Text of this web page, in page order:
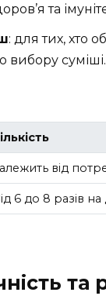
та
: для тих, хто
вибору суміші.
від
6 до 8 разів
та